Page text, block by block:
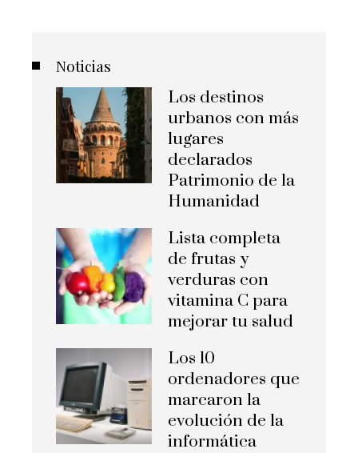
Noticias
Los destinos
urbanos con más
lugares
declarados
Patrimonio de la
Humanidad
Lista completa
de frutas y
verduras con
vitamina C para
mejorar tu salud
Los 10
ordenadores que
marcaron la
evolución de la
informática